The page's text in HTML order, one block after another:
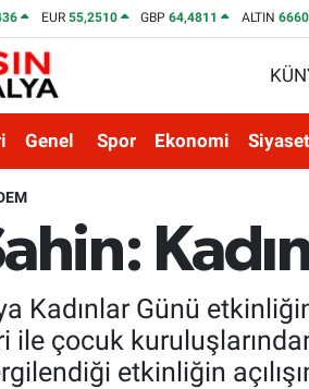
EUR 55,2510 GBP64,4811 ALTIN
Genel Spor Ekonomi Siyaset
Kadınlar Günü
ile çocuk
etkinliğin